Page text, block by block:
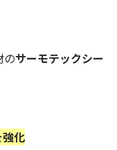
のサーモテックシー
化